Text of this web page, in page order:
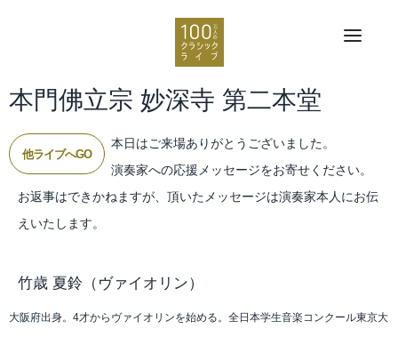
本門佛立宗 妙深寺 第二本堂
他ライブへGO
本日はご来場ありがとうございました。
演奏家への応援メッセージをお寄せください。
お返事はできかねますが、頂いたメッセージは演奏家本人にお伝
えいたします。
竹歳 夏鈴 （ヴァイオリン）
大阪府出身。4才からヴァイオリンを始める。全日本学生音楽コンクール東京大